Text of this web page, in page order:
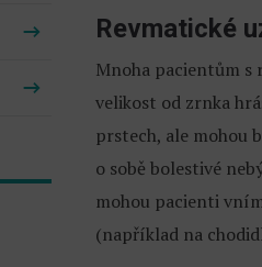
Revmatické
Mnoha pacientům
velikost od zrnka
prstech, ale mohou
o sobě bolestivé
mohou pacienti
(například na